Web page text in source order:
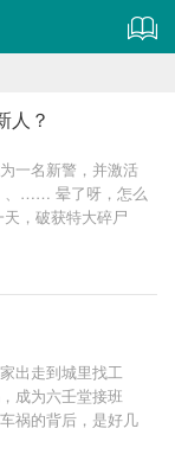
人？
一名新警，并激活
、…… 晕了呀，怎么
，破获特大碎尸
系，来多少破多
冉冉升起……
出走到城里找工
成为六壬堂接班
祸的背后，是好几